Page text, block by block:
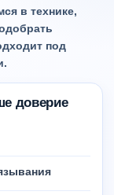
в технике,
под
доверие